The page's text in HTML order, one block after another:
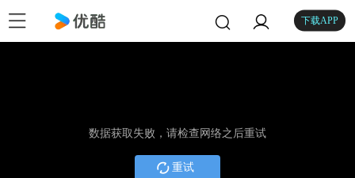
下载APP
数据获取失败，请检查网络之后重试
重试